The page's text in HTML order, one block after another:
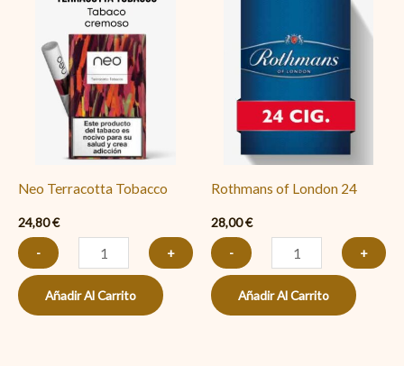
Neo Terracotta Tobacco
24,80€
-
Terracotta
Tobacco
cantidad
+
Añadir Al Carrito
Rothmans of London 24
28,00€
-
London
24
+
Añadir Al Carrito